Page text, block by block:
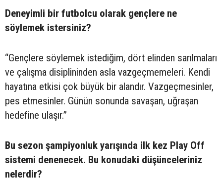
Deneyimli bir futbolcu olarak gençlere ne
söylemek istersiniz?
“Gençlere söylemek istediğim, dört elinden sarılmaları
ve çalışma disiplininden asla vazgeçmemeleri. Kendi
hayatına etkisi çok büyük bir alandır. Vazgeçmesinler,
pes etmesinler. Günün sonunda savaşan, uğraşan
hedefine ulaşır.”
Bu sezon şampiyonluk yarışında ilk kez Play Off
sistemi denenecek. Bu konudaki düşünceleriniz
nelerdir?